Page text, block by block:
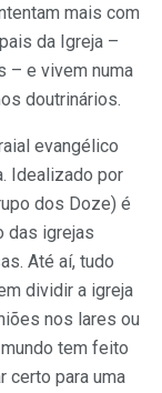
mais com
da Igreja –
– e vivem numa
doutrinários.
evangélico
Idealizado por
dos Doze) é
das igrejas
Até aí, tudo
dividir a igreja
nos lares ou
tem feito
certo para uma